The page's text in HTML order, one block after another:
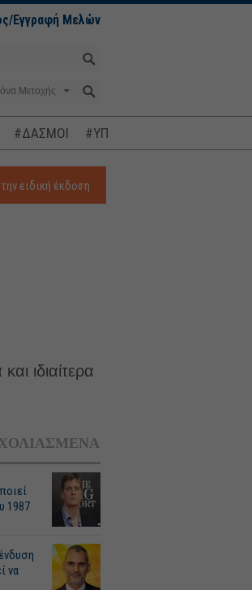
Εγγραφή Μελών
#ΔΑΣΜΟΙ #ΥΠΟΚΛΟΠΕΣ
την ειδική έκδοση
ιδιαίτερα
1987
να